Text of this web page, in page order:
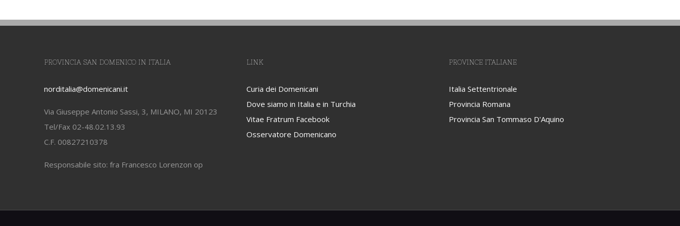
PROVINCIA SAN DOMENICO IN ITALIA
norditalia@domenicani.it
Via Giuseppe Antonio Sassi, 3, MILANO, MI 20123
Tel/Fax 02-48.02.13.93
C.F. 00827210378
Responsabile sito: fra Francesco Lorenzon op
LINK
Curia dei Domenicani
Dove siamo in Italia e in Turchia
Vitae Fratrum Facebook
Osservatore Domenicano
PROVINCE ITALIANE
Italia Settentrionale
Provincia Romana
Provincia San Tommaso D'Aquino